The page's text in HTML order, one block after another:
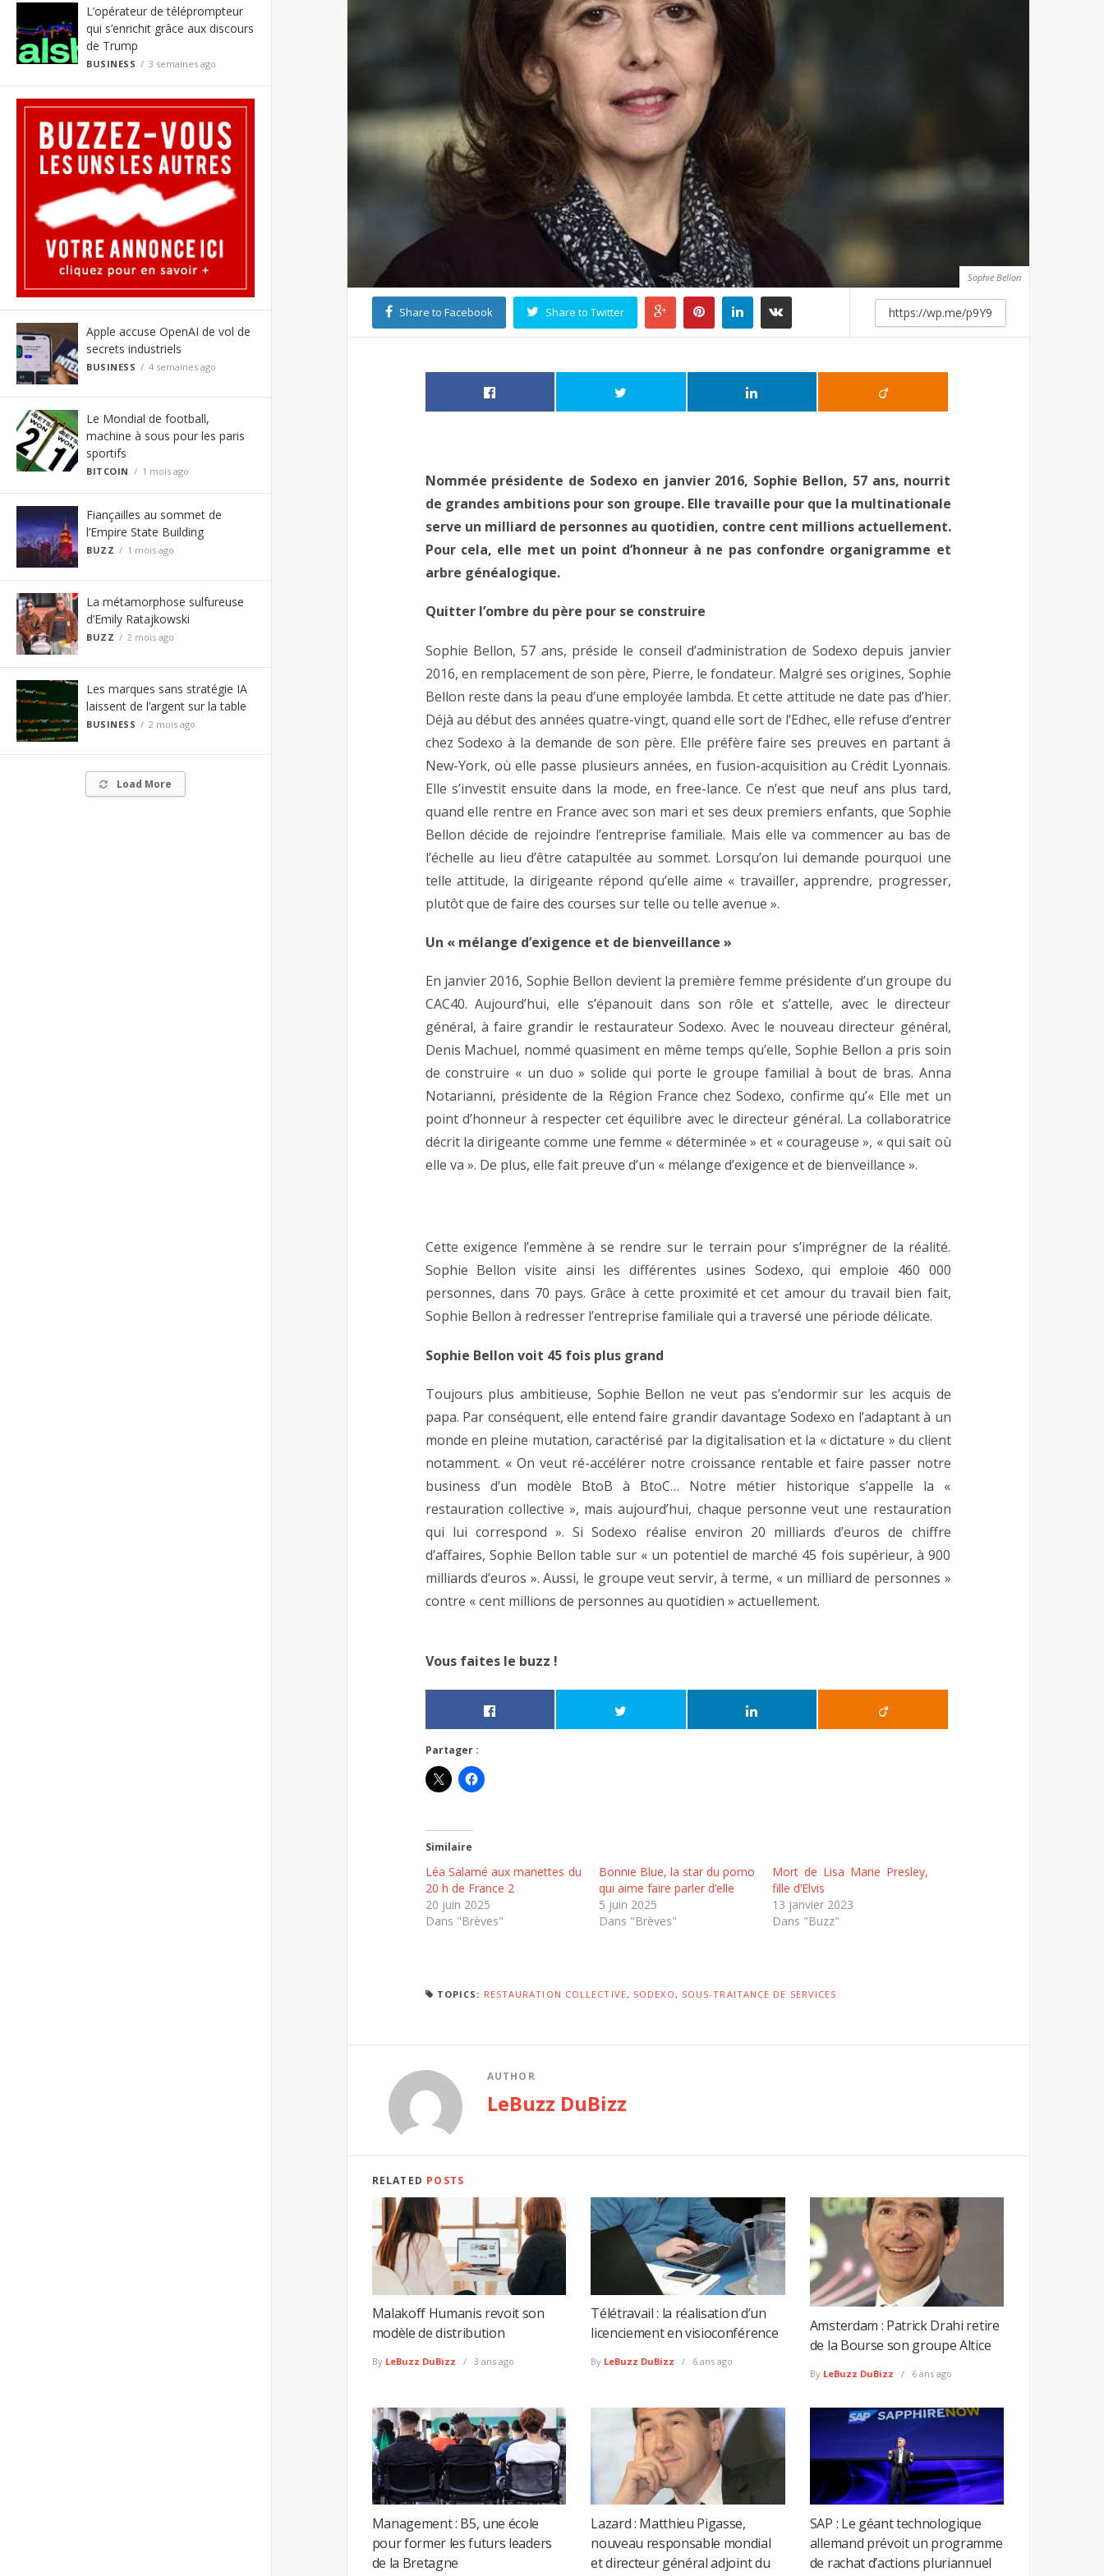
L’opérateur de téléprompteur
qui s’enrichit grâce aux discours
de Trump
BUSINESS 3 semaines ago
Apple accuse OpenAI de vol de
secrets industriels
BUSINESS 4 semaines ago
Le Mondial de football,
machine à sous pour les paris
sportifs
BITCOIN 1 mois ago
Fiançailles au sommet de
l’Empire State Building
BUZZ 1 mois ago
La métamorphose sulfureuse
d’Emily Ratajkowski
BUZZ 2 mois ago
Les marques sans stratégie IA
laissent de l’argent sur la table
BUSINESS 2 mois ago
Load More
Sophie Bellon
Share to Facebook Share to Twitter
Nommée présidente de Sodexo en janvier 2016, Sophie Bellon, 57 ans, nourrit
de grandes ambitions pour son groupe. Elle travaille pour que la multinationale
serve un milliard de personnes au quotidien, contre cent millions actuellement.
Pour cela, elle met un point d’honneur à ne pas confondre organigramme et
arbre généalogique.
Quitter l’ombre du père pour se construire
Sophie Bellon, 57 ans, préside le conseil d’administration de Sodexo depuis janvier
2016, en remplacement de son père, Pierre, le fondateur. Malgré ses origines, Sophie
Bellon reste dans la peau d’une employée lambda. Et cette attitude ne date pas d’hier.
Déjà au début des années quatre-vingt, quand elle sort de l’Edhec, elle refuse d’entrer
chez Sodexo à la demande de son père. Elle préfère faire ses preuves en partant à
New-York, où elle passe plusieurs années, en fusion-acquisition au Crédit Lyonnais.
Elle s’investit ensuite dans la mode, en free-lance. Ce n’est que neuf ans plus tard,
quand elle rentre en France avec son mari et ses deux premiers enfants, que Sophie
Bellon décide de rejoindre l’entreprise familiale. Mais elle va commencer au bas de
l’échelle au lieu d’être catapultée au sommet. Lorsqu’on lui demande pourquoi une
telle attitude, la dirigeante répond qu’elle aime « travailler, apprendre, progresser,
plutôt que de faire des courses sur telle ou telle avenue ».
Un « mélange d’exigence et de bienveillance »
En janvier 2016, Sophie Bellon devient la première femme présidente d’un groupe du
CAC40. Aujourd’hui, elle s’épanouit dans son rôle et s’attelle, avec le directeur
général, à faire grandir le restaurateur Sodexo. Avec le nouveau directeur général,
Denis Machuel, nommé quasiment en même temps qu’elle, Sophie Bellon a pris soin
de construire « un duo » solide qui porte le groupe familial à bout de bras. Anna
Notarianni, présidente de la Région France chez Sodexo, confirme qu’« Elle met un
point d’honneur à respecter cet équilibre avec le directeur général. La collaboratrice
décrit la dirigeante comme une femme « déterminée » et « courageuse », « qui sait où
elle va ». De plus, elle fait preuve d’un « mélange d’exigence et de bienveillance ».
Cette exigence l’emmène à se rendre sur le terrain pour s’imprégner de la réalité.
Sophie Bellon visite ainsi les différentes usines Sodexo, qui emploie 460 000
personnes, dans 70 pays. Grâce à cette proximité et cet amour du travail bien fait,
Sophie Bellon à redresser l’entreprise familiale qui a traversé une période délicate.
Sophie Bellon voit 45 fois plus grand
Toujours plus ambitieuse, Sophie Bellon ne veut pas s’endormir sur les acquis de
papa. Par conséquent, elle entend faire grandir davantage Sodexo en l’adaptant à un
monde en pleine mutation, caractérisé par la digitalisation et la « dictature » du client
notamment. « On veut ré-accélérer notre croissance rentable et faire passer notre
business d’un modèle BtoB à BtoC… Notre métier historique s’appelle la «
restauration collective », mais aujourd’hui, chaque personne veut une restauration
qui lui correspond ». Si Sodexo réalise environ 20 milliards d’euros de chiffre
d’affaires, Sophie Bellon table sur « un potentiel de marché 45 fois supérieur, à 900
milliards d’euros ». Aussi, le groupe veut servir, à terme, « un milliard de personnes »
contre « cent millions de personnes au quotidien » actuellement.
Vous faites le buzz !
Partager :
Similaire
Léa Salamé aux manettes du
20 h de France 2
20 juin 2025
Dans "Brèves"
Bonnie Blue, la star du porno
qui aime faire parler d’elle
5 juin 2025
Dans "Brèves"
Mort de Lisa Marie Presley,
fille d’Elvis
13 janvier 2023
Dans "Buzz"
TOPICS: RESTAURATION COLLECTIVE, SODEXO, SOUS-TRAITANCE DE SERVICES
AUTHOR
LeBuzz DuBizz
RELATED POSTS
Malakoff Humanis revoit son
modèle de distribution
By LeBuzz DuBizz 3 ans ago
Télétravail : la réalisation d’un
licenciement en visioconférence
By LeBuzz DuBizz 6 ans ago
Amsterdam : Patrick Drahi retire
de la Bourse son groupe Altice
By LeBuzz DuBizz 6 ans ago
Management : B5, une école
pour former les futurs leaders
de la Bretagne
Lazard : Matthieu Pigasse,
nouveau responsable mondial
et directeur général adjoint du
SAP : Le géant technologique
allemand prévoit un programme
de rachat d’actions pluriannuel